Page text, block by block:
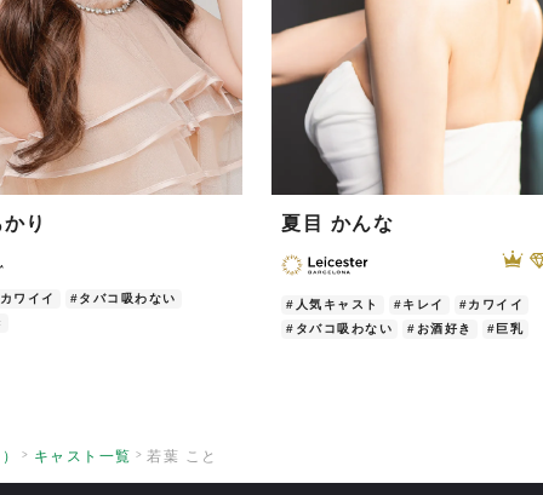
り
ワイイ
#タバコ吸わない
夏目 かんな
#人気キャスト #キレイ
#カワイイ
#タバコ吸わない
#お酒好き #巨乳
キャスト一覧 若葉 こと